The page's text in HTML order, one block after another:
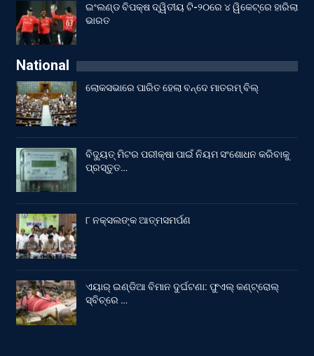
ଇଂଲଣ୍ଡ ବିପକ୍ଷ ଦ୍ୱିତୀୟ ଟି-୨୦ରେ ୪ ୱିକେଟ୍‌ରେ ହାରିଲା
ଭାରତ
National
ଲୋକସଭାରେ ପାରିତ ହେଲା ବନ୍ଦେ ମାତରମ୍‌ ବିଲ୍‌
ବିଦ୍ୟୁତ୍ ମିଟର ପରୀକ୍ଷା ପାଇଁ ନିୟମ ସଂଶୋଧନ କରିବାକୁ
ପ୍ରସ୍ତୁତ…
୮ ନକ୍ସଲଙ୍କ ଆତ୍ମସମର୍ପଣ
ଏୟାର୍ ଇଣ୍ଡିଆ ବିମାନ ଦୁର୍ଘଟଣା: ଫୁଏଲ୍‌ କଣ୍ଟ୍ରୋଲ୍‌
ସ୍ବିଚ୍‌ରେ …